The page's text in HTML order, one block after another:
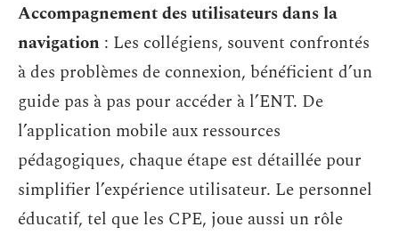
Accompagnement des utilisateurs dans la
navigation : Les collégiens, souvent confrontés
à des problèmes de connexion, bénéficient d’un
guide pas à pas pour accéder à l’ENT. De
l’application mobile aux ressources
pédagogiques, chaque étape est détaillée pour
simplifier l’expérience utilisateur. Le personnel
éducatif, tel que les CPE, joue aussi un rôle